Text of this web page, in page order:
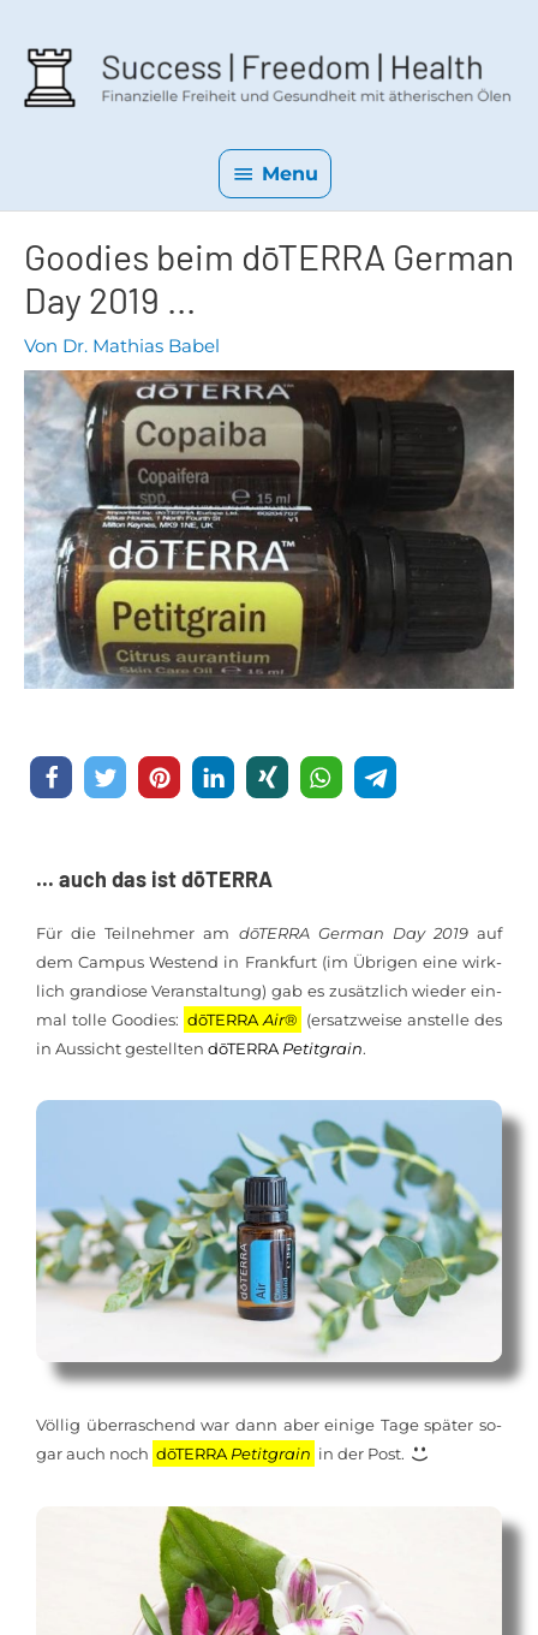
Menu
Goodies beim dōTERRA German
Day 2019 ...
Von Dr. Mathias Babel
... auch das ist dōTERRA
Für die Teil­neh­mer am dōTERRA Ger­man Day 2019auf
dem Cam­pus West­end in Frank­furt (im Üb­ri­gen eine wirk­
lich gran­dio­se Ver­an­stal­tung) gab es zu­sätz­lich wie­der ein­
mal tol­le Goo­dies: dōTERRAAir® (er­satz­wei­se an­stel­le des
in Aus­sicht ge­stell­ten dōTERRAPe­tit­grain.
Völ­lig über­ra­schend war dann aber ei­ni­ge Ta­ge spä­ter so­
gar auch noch dōTERRA Pe­tit­grain in der Post.